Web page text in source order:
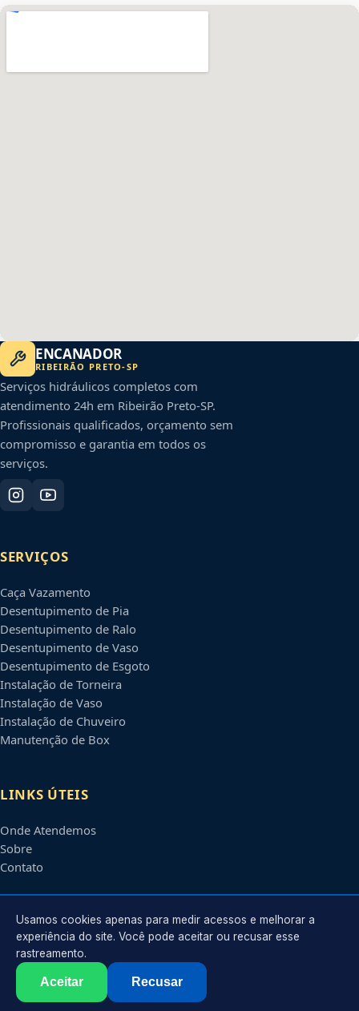
ENCANADOR
RIBEIRÃO PRETO-SP
Serviços hidráulicos completos com
atendimento 24h em Ribeirão Preto-SP.
Profissionais qualificados, orçamento sem
compromisso e garantia em todos os
serviços.
SERVIÇOS
Caça Vazamento
Desentupimento de Pia
Desentupimento de Ralo
Desentupimento de Vaso
Desentupimento de Esgoto
Instalação de Torneira
Instalação de Vaso
Instalação de Chuveiro
Manutenção de Box
LINKS ÚTEIS
Onde Atendemos
Sobre
Contato
CONTATO
Atendimento em
contato@encanadoresribeiraopreto.com.br
2026 Encanador emRibeirão Preto
. Todos os direitos reservados.
Usamos cookies apenas para medir acessos e melhorar a
experiência do site. Você pode aceitar ou recusar esse
rastreamento.
Aceitar Recusar